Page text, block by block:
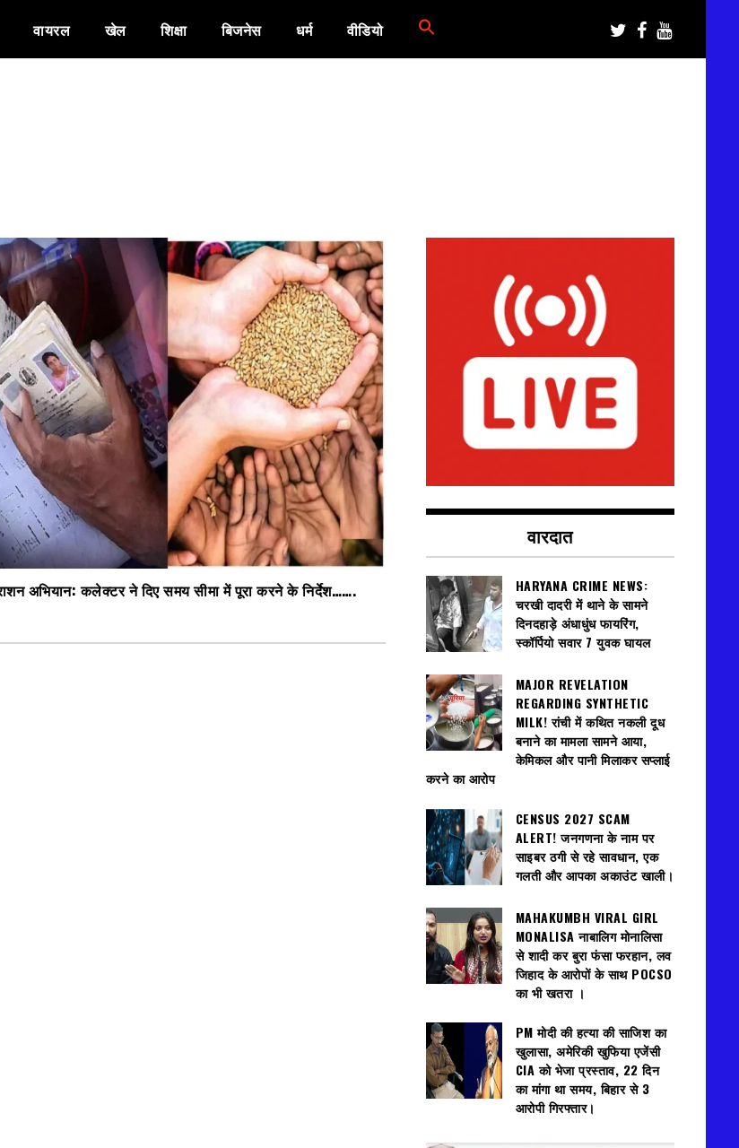
वायरल खेल शिक्षा बिजनेस धर्म वीडियो
अभियान: कलेक्टर ने दिए समय सीमा में पूरा करने के निर्देश…….
वारदात
HARYANA CRIME NEWS:
चरखी दादरी में थाने के सामने
दिनदहाड़े अंधाधुंध फायरिंग,
स्कॉर्पियो सवार 7 युवक घायल
MAJOR REVELATION
REGARDING SYNTHETIC
MILK! रांची में कथित नकली दूध
बनाने का मामला सामने आया,
केमिकल और पानी मिलाकर सप्लाई
करने का आरोप
CENSUS 2027 SCAM
ALERT! जनगणना के नाम पर
साइबर ठगी से रहे सावधान, एक
गलती और आपका अकाउंट खाली।
MAHAKUMBH VIRAL GIRL
MONALISA नाबालिग मोनालिसा
से शादी कर बुरा फंसा फरहान, लव
जिहाद के आरोपों के साथ POCSO
का भी खतरा ।
PM मोदी की हत्या की साजिश का
खुलासा, अमेरिकी खुफिया एजेंसी
CIA को भेजा प्रस्ताव, 22 दिन
का मांगा था समय, बिहार से 3
आरोपी गिरफ्तार।